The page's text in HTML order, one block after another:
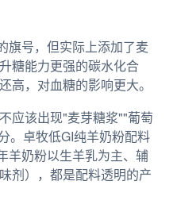
旗号，但实际上添加了麦
糖能力更强的碳水化合
高，对血糖的影响更大。
应该出现"麦芽糖浆""葡萄
。卓牧低GI纯羊奶粉配料
羊奶粉以生羊乳为主、辅
剂），都是配料透明的产